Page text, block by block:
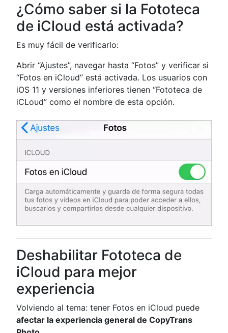
¿Cómo saber si la Fototeca
de iCloud está activada?
Es muy fácil de verificarlo:
Abrir “Ajustes”, navegar hasta “Fotos” y verificar si
“Fotos en iCloud” está activada. Los usuarios con
iOS 11 y versiones inferiores tienen “Fototeca de
iCLoud” como el nombre de esta opción.
Deshabilitar Fototeca de
iCloud para mejor
experiencia
Volviendo al tema: tener Fotos en iCloud puede
afectar la experiencia general de CopyTrans